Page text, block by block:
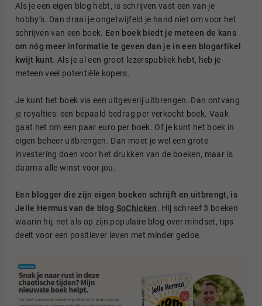
Als je een eigen blog hebt, is schrijven vast een van je
hobby’s. Dan draai je ongetwijfeld je hand niet om voor het
schrijven van een boek. Een boek biedt je meteen de kans
om nóg meer informatie te geven dan je in een blogartikel
kwijt kunt. Als je al een groot lezerspubliek hebt, heb je
meteen veel potentiële kopers.
Je kunt het boek via een uitgeverij uitbrengen. Dan ontvang
je royalties: een bepaald bedrag per verkocht boek. Vaak
gaat het om een paar euro per boek. Of je kunt het boek in
eigen beheer uitbrengen. Dan moet je wel een grote
investering doen voor het drukken van de boeken, maar is
daarna alle winst voor jou.
Een blogger die zijn eigen boeken schrijft en uitbrengt, is
Jelle Hermus van de blog SoChicken. Hij schreef 3 boeken
waarin hij, net als op zijn populaire blog over mindset, tips
deelt voor een positiever leven met minder gedoe.